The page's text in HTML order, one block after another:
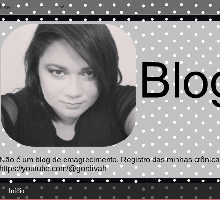
Não é um blog de emagrecimento. Registro das minhas
https://youtube.com/@gordivah
Início